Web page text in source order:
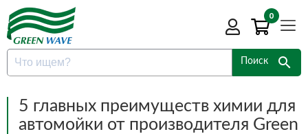
0
Поиск search
5 главных преимуществ химии для
автомойки от производителя Green